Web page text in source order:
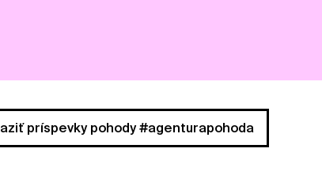
príspevky pohody #agenturapohoda